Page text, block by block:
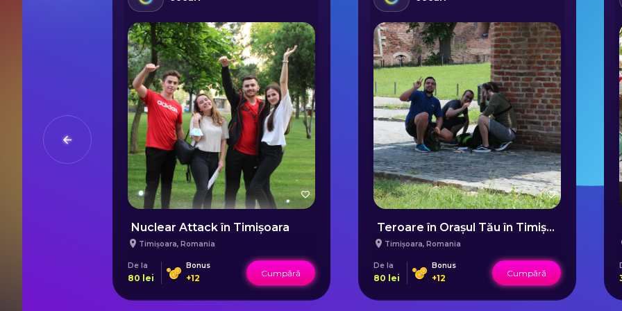
Nuclear Attack în Timișoara
Timișoara, Romania
De la
80 lei
Bonus
+12 Cumpără
Teroare în Orașul Tău în Timișoara
Timișoara, Romania
De la
80 lei
Bonus
+12 Cumpără